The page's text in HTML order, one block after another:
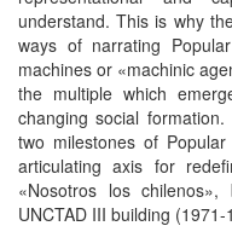
understand. This is why
ways of narrating
machines or «machinic
the multiple which
changing social
two milestones of
articulating axis for
«Nosotros los
UNCTAD III building (1971-